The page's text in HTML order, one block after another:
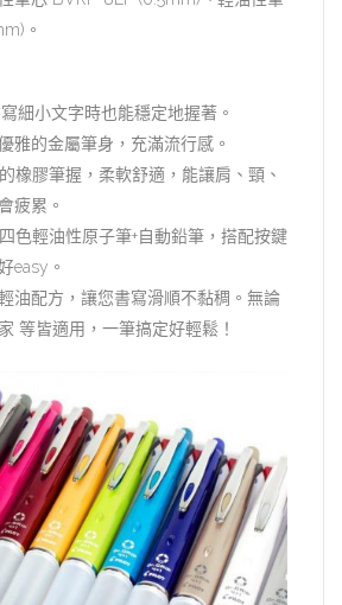
。
細小文字時也能穩定地握著。
雅的金屬筆身，充滿流行感。
橡膠筆握，柔軟舒適，能讓肩、頸、
疲累。
色輕油性原子筆+自動鉛筆，搭配按鍵
easy。
油配方，讓您書寫滑順不黏稠。無論
等皆適用，一筆搞定好輕鬆！